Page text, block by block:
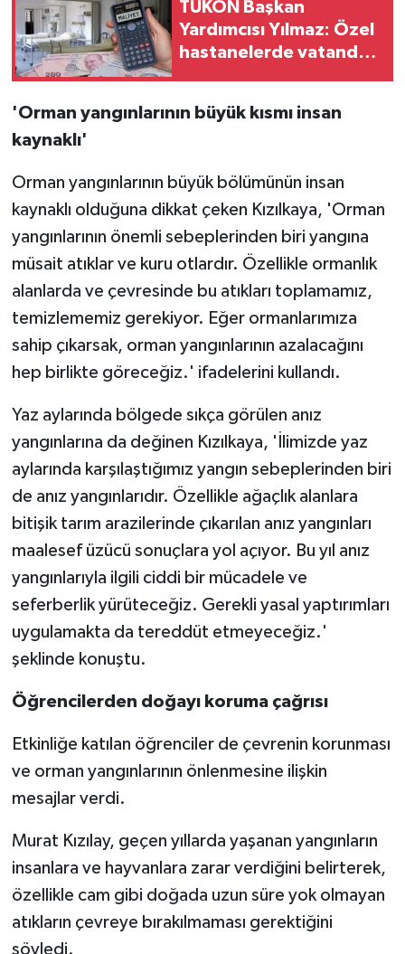
TÜKON Başkan
Yardımcısı Yılmaz: Özel
hastanelerde vatandaş
'Orman yangınlarının büyük kısmı insan
kaynaklı'
Orman yangınlarının büyük bölümünün insan
kaynaklı olduğuna dikkat çeken Kızılkaya, 'Orman
yangınlarının önemli sebeplerinden biri yangına
müsait atıklar ve kuru otlardır. Özellikle ormanlık
alanlarda ve çevresinde bu atıkları toplamamız,
temizlememiz gerekiyor. Eğer ormanlarımıza
sahip çıkarsak, orman yangınlarının azalacağını
hep birlikte göreceğiz.' ifadelerini kullandı.
Yaz aylarında bölgede sıkça görülen anız
yangınlarına da değinen Kızılkaya, 'İlimizde yaz
aylarında karşılaştığımız yangın sebeplerinden biri
de anız yangınlarıdır. Özellikle ağaçlık alanlara
bitişik tarım arazilerinde çıkarılan anız yangınları
maalesef üzücü sonuçlara yol açıyor. Bu yıl anız
yangınlarıyla ilgili ciddi bir mücadele ve
seferberlik yürüteceğiz. Gerekli yasal yaptırımları
uygulamakta da tereddüt etmeyeceğiz.'
şeklinde konuştu.
Öğrencilerden doğayı koruma çağrısı
Etkinliğe katılan öğrenciler de çevrenin korunması
ve orman yangınlarının önlenmesine ilişkin
mesajlar verdi.
Murat Kızılay, geçen yıllarda yaşanan yangınların
insanlara ve hayvanlara zarar verdiğini belirterek,
özellikle cam gibi doğada uzun süre yok olmayan
atıkların çevreye bırakılmaması gerektiğini
söyledi.